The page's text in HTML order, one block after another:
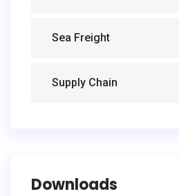
Sea Freight
Supply Chain
Downloads